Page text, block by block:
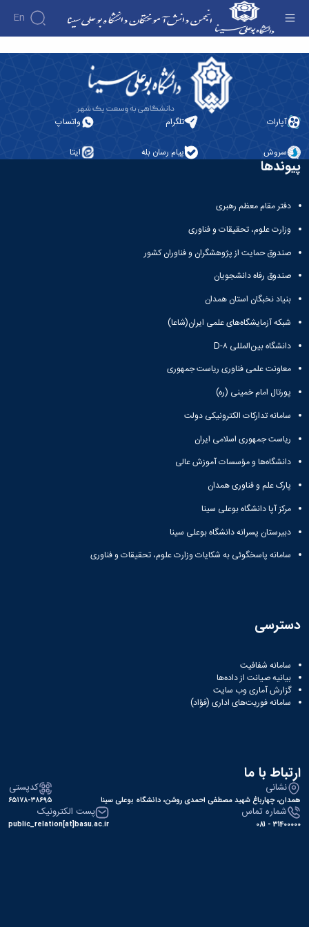
En
اهداف
و
مدیریت
کارکنان
سامانی
فرهیختگان
آموخته
دانشگاه
بوعلی
آپارات تلگرام واتساپ
سروش پیام رسان بله ایتا
پیوندها
دفتر مقام معظم رهبری
وزارت علوم، تحقیقات و فناوری
صندوق حمایت از پژوهشگران و فناوران کشور
صندوق رفاه دانشجویان
بنیاد نخبگان استان همدان
شبکه آزمایشگاه‌های علمی ایران(شاعا)
دانشگاه بین‌المللی D-۸
معاونت علمی فناوری ریاست جمهوری
پورتال امام خمینی (ره)
سامانه تدارکات الکترونیکی دولت
ریاست جمهوری اسلامی ایران
دانشگاه‌ها و مؤسسات آموزش عالی
پارک علم و فناوری همدان
مرکز آپا دانشگاه بوعلی سینا
دبیرستان پسرانه دانشگاه بوعلی سینا
سامانه پاسخگوئی به شکایات وزارت علوم، تحقیقات و فناوری
دسترسی
سامانه شفافیت
بیانیه صیانت از داده‌ها
گزارش آماری وب‌ سایت
سامانه فوریت‌های اداری (فؤاد)
ارتباط با ما
نشانی
همدان، چهارباغ شهید مصطفی احمدی روشن، دانشگاه بوعلی سینا
کدپستی
۶۵۱۷۸-۳۸۶۹۵
شماره تماس
31400000 - 081
پست الکترونیک
public_relation[at]basu.ac.ir